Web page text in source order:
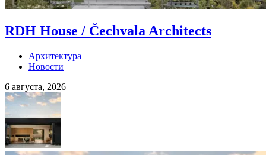
RDH House / Čechvala Architects
Архитектура
Новости
6 августа, 2026